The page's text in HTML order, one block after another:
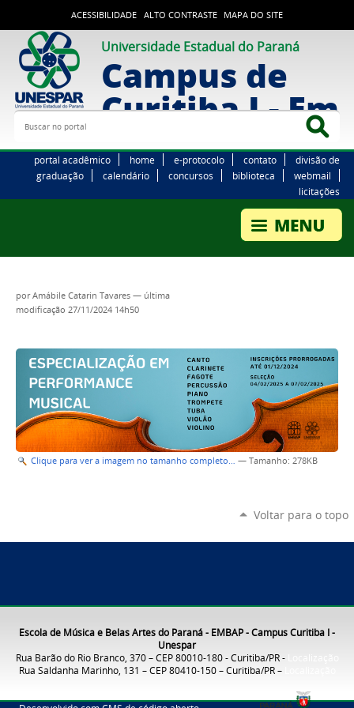
ACESSIBILIDADE ALTO CONTRASTE MAPA DO SITE
Universidade Estadual do Paraná
Campus de
Curitiba I -
Buscar no portal
portal acadêmico home e-protocolo contato
divisão de
graduação
calendário concursos biblioteca
webmail
licitações
porAmábile Catarin Tavares — última
modificação 27/11/2024 14h50
Clique para ver a imagem no tamanho completo… — Tamanho: 278KB
Voltar para o topo
Escola de Música e Belas Artes do Paraná - EMBAP - Campus Curitiba I -
Unespar
Rua Barão do Rio Branco, 370 – CEP 80010-180 - Curitiba/PR -
Rua Saldanha Marinho, 131 – CEP 80410-150 – Curitiba/PR –